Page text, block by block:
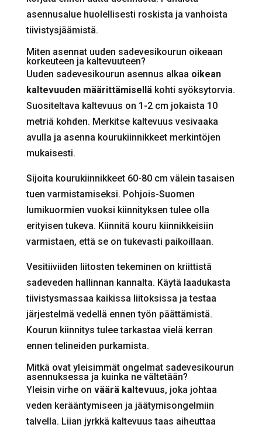
asennusalue huolellisesti roskista ja vanhoista
tiivistysjäämistä.
Miten asennat uuden sadevesikourun oikeaan
korkeuteen ja kaltevuuteen?
Uuden sadevesikourun asennus alkaa oikean
kaltevuuden määrittämisellä kohti syöksytorvia.
Suositeltava kaltevuus on 1-2 cm jokaista 10
metriä kohden. Merkitse kaltevuus vesivaaka
avulla ja asenna kourukiinnikkeet merkintöjen
mukaisesti.
Sijoita kourukiinnikkeet 60-80 cm välein tasaisen
tuen varmistamiseksi. Pohjois-Suomen
lumikuormien vuoksi kiinnityksen tulee olla
erityisen tukeva. Kiinnitä kouru kiinnikkeisiin
varmistaen, että se on tukevasti paikoillaan.
Vesitiiviiden liitosten tekeminen on kriittistä
sadeveden hallinnan kannalta. Käytä laadukasta
tiivistysmassaa kaikissa liitoksissa ja testaa
järjestelmä vedellä ennen työn päättämistä.
Kourun kiinnitys tulee tarkastaa vielä kerran
ennen telineiden purkamista.
Mitkä ovat yleisimmät ongelmat sadevesikourun
asennuksessa ja kuinka ne vältetään?
Yleisin virhe on väärä kaltevuus, joka johtaa
veden kerääntymiseen ja jäätymisongelmiin
talvella. Liian jyrkkä kaltevuus taas aiheuttaa